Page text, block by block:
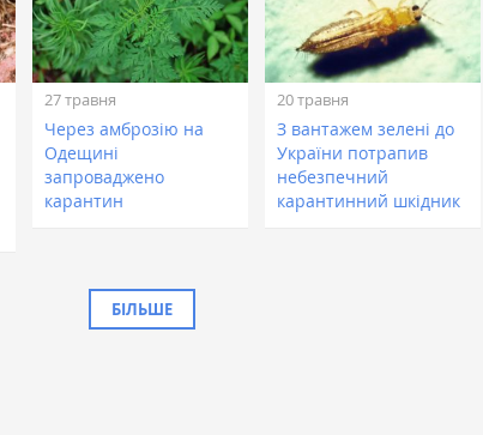
27 травня
Через амброзію на
Одещині
запроваджено
карантин
20 травня
З вантажем зелені до
України потрапив
небезпечний
карантинний шкідник
БІЛЬШЕ